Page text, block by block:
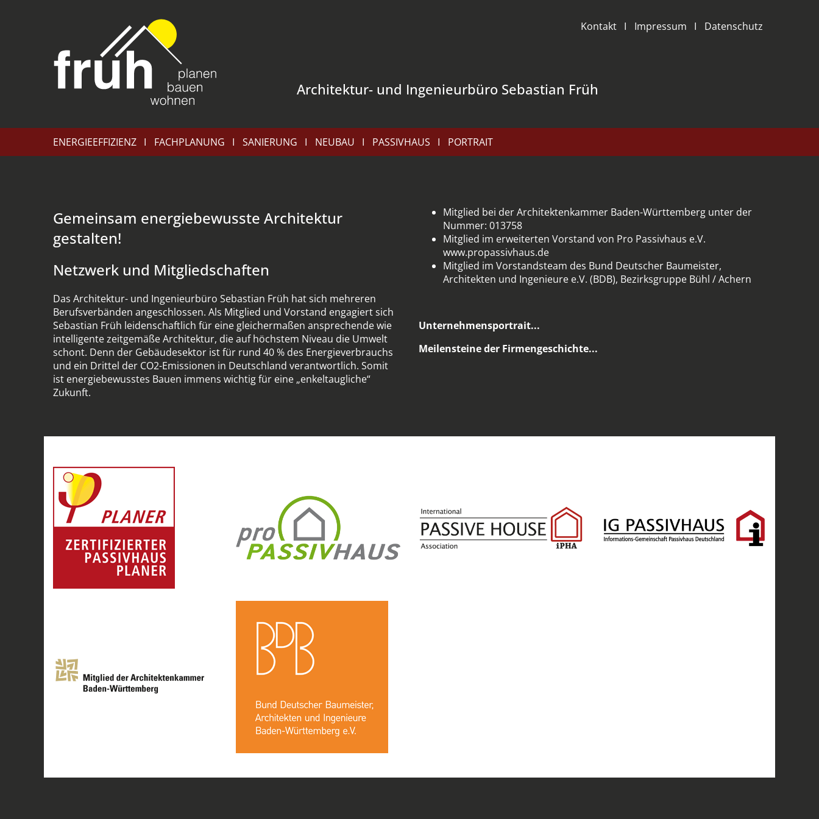
Kontakt Impressum Datenschutz
Architektur- und Ingenieurbüro Sebastian Früh
ENERGIEEFFIZIENZ FACHPLANUNG SANIERUNG NEUBAU PASSIVHAUS PORTRAIT
Gemeinsam energiebewusste Architektur
gestalten!
Netzwerk und Mitgliedschaften
Das Architektur- und Ingenieurbüro Sebastian Früh hat sich mehreren
Berufsverbänden angeschlossen. Als Mitglied und Vorstand engagiert sich
Sebastian Früh leidenschaftlich für eine gleichermaßen ansprechende wie
intelligente zeitgemäße Architektur, die auf höchstem Niveau die Umwelt
schont. Denn der Gebäudesektor ist für rund 40 % des Energieverbrauchs
und ein Drittel der CO2-Emissionen in Deutschland verantwortlich. Somit
ist energiebewusstes Bauen immens wichtig für eine „enkeltaugliche“
Zukunft.
Mitglied bei der Architektenkammer Baden-Württemberg unter der
Nummer: 013758
Mitglied im erweiterten Vorstand von Pro Passivhaus e.V.
www.propassivhaus.de
Mitglied im Vorstandsteam des Bund Deutscher Baumeister,
Architekten und Ingenieure e.V. (BDB), Bezirksgruppe Bühl / Achern
Unternehmensportrait...
Meilensteine der Firmengeschichte...